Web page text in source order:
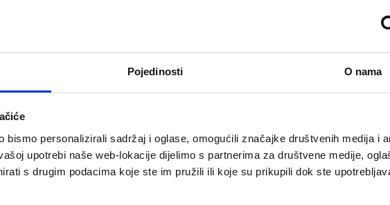
Pojedinosti O nama
bismo personalizirali sadržaj i oglase, omogućili značajke društvenih medija i
upotrebi naše web-lokacije dijelimo s partnerima za društvene medije,
s drugim podacima koje ste im pružili ili koje su prikupili dok ste
razred medicinske škole za zanimanje medicinska
njege